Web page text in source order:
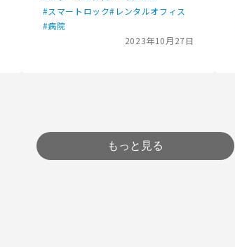
スマートロック
# レンタルオフィス
#
病院
#
2023年10月27日
もっと見る